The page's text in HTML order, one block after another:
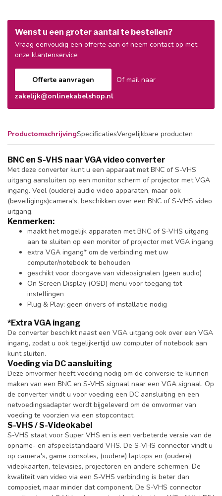
Wenst u een groter aantal te bestellen?
Vraag eenvoudig een offerte aan of neem contact op met
onze klantenservice
Offerte aanvragen
Of mail naar
zakelijk@onlinekabelshop.nl
ProductomschrijvingSpecificatiesVergelijkbare producten
BNC en S-VHS naar VGA video converter
Met deze converter kunt u een apparaat met BNC of S-VHS
uitgang aansluiten op een monitor scherm of projector met VGA
ingang. Veel (oudere) audio video apparaten, maar ook
(beveiligings)camera's, beschikken over een BNC of S-VHS video
uitgang.
Kenmerken:
maakt het mogelijk apparaten met BNC of S-VHS uitgang
aan te sluiten op een monitor of projector met VGA ingang
extra VGA ingang* om de verbinding met uw
computer/notebook te behouden
geschikt voor doorgave van videosignalen (geen audio)
On Screen Display (OSD) menu voor toegang tot
instellingen
Plug & Play: geen drivers of installatie nodig
*Extra VGA ingang
De converter beschikt naast een VGA uitgang ook over een VGA
ingang, zodat u ook tegelijkertijd uw computer of notebook aan
kunt sluiten.
Voeding via DC aansluiting
Deze omvormer heeft voeding nodig om de conversie te kunnen
maken van een BNC en S-VHS signaal naar een VGA signaal. Op
de converter vindt u voor voeding een DC aansluiting en een
netvoedingsadapter wordt bijgeleverd om de omvormer van
voeding te voorzien via een stopcontact.
S-VHS / S-Videokabel
S-VHS staat voor Super VHS en is een verbeterde versie van de
opname- en afspeelstandaard VHS. De S-VHS connector vindt u
op camera's, game consoles, (oudere) laptops en (oudere)
videokaarten, televisies, projectoren en andere schermen. De
kwaliteit van video via een S-VHS verbinding is beter dan
composiet, maar minder dat component. De S-VHS connector